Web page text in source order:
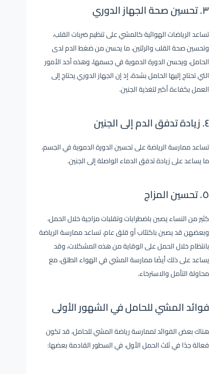
٣. تحسين صحة الجهاز الدوري
تساعد الرياضات الهوائية كالمشي على تنظيم ضربات القلب،
وتحسين صحة القلب والرئتين، ما يحسن من ضغط الدم لدى
الحامل، ويحسن الدورة الدموية في جسمها، وهذه أحد الأمور
التي تحتاج إليها الحامل بشدة، إذ إن الجهاز الدوري يحتاج إلى
العمل بكفاءة أكبر لتغذية الجنين.
٤. زيادة تدفق الدم إلى الجنين
تساعد ممارسة الرياضة على تحسين الدورة الدموية في الجسم،
ما يساعد على زيادة تدفق الدماء الواصلة إلى الجنين.
٥. تحسين المزاج
كثير من النساء يصبن باضطرابات وتقلبات مزاجية خلال الحمل،
وبعضهن قد يصبن باكتئاب أو قلق عام، تساعد ممارسة الرياضة
بانتظام خلال الحمل على الوقاية من هذه المشكلات، وقد
يساعد على ذلك أيضًا ممارسة المشي في الهواء الطلق، مع
محاولة التأمل والاسترخاء.
فوائد المشي للحامل في الشهور الأولى
هناك بعض الفوائد لممارسة رياضة المشي للحامل، قد تكون
فعالة جدًا في ثلث الحمل الأول، في السطور القادمة بعضها: